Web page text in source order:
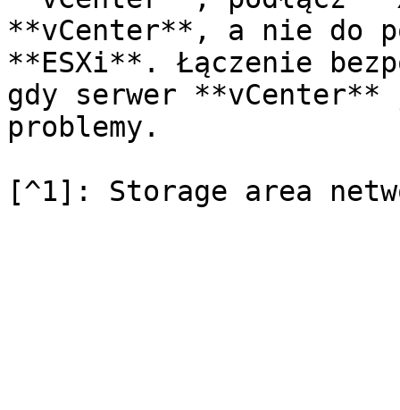
**vCenter**, a nie do
**ESXi**. Łączenie
gdy serwer **vCenter**
problemy.